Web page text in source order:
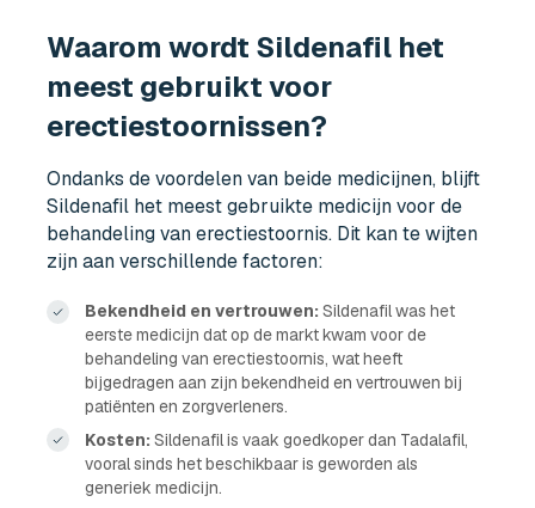
Waarom wordt Sildenafil het
meest gebruikt voor
erectiestoornissen?
Ondanks de voordelen van beide medicijnen, blijft
Sildenafil het meest gebruikte medicijn voor de
behandeling van erectiestoornis. Dit kan te wijten
zijn aan verschillende factoren:
Bekendheid en vertrouwen: Sildenafil was het
eerste medicijn dat op de markt kwam voor de
behandeling van erectiestoornis, wat heeft
bijgedragen aan zijn bekendheid en vertrouwen bij
patiënten en zorgverleners.
Kosten: Sildenafil is vaak goedkoper dan Tadalafil,
vooral sinds het beschikbaar is geworden als
generiek medicijn.